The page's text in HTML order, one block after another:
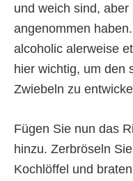
und weich sind,
angenommen
alcoholic alerweise
hier wichtig, um den
Zwiebeln zu
Fügen Sie nun das
hinzu. Zerbröseln
Kochlöffel und